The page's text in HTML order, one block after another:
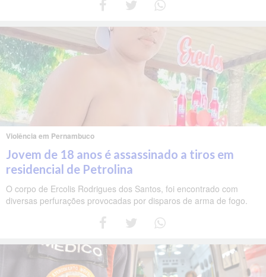
Violência em Pernambuco
Jovem de 18 anos é assassinado a tiros em
residencial de Petrolina
O corpo de Ercolis Rodrigues dos Santos, foi encontrado com
diversas perfurações provocadas por disparos de arma de fogo.